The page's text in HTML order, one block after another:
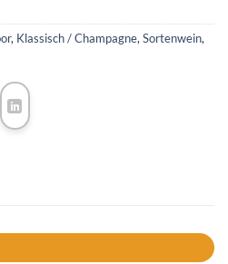
, Klassisch / Champagne, Sortenwein,